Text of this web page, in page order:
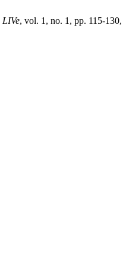
LIVe, vol. 1, no. 1, pp. 115-